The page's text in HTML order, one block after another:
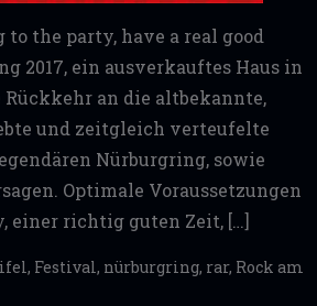
to the party, have a real good
2017, ein ausverkauftes Haus in
an die altbekannte,
und zeitgleich verteufelte
Nürburgring, sowie
Optimale Voraussetzungen
einer richtig guten Zeit, […]
, Festival, nürburgring, rar, Rock am